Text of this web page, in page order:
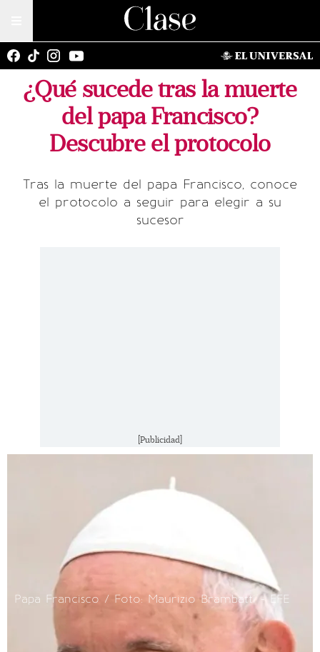
¿Qué sucede tras la muerte
del papa Francisco?
Descubre el protocolo
Tras la muerte del papa Francisco, conoce
el protocolo a seguir para elegir a su
sucesor
[Publicidad]
Papa Francisco / Foto: Maurizio Brambatti - EFE